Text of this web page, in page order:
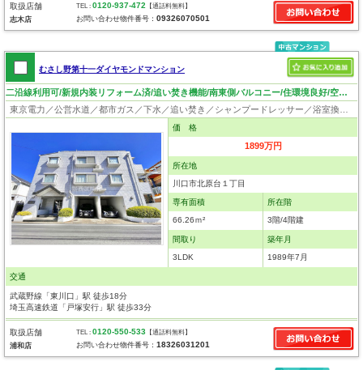
取扱店舗
志木店
TEL :0120-937-472 【通話料無料】
お問い合わせ物件番号：09326070501
むさし野第十一ダイヤモンドマンション
二沿線利用可/新規内装リフォーム済/追い焚き機能/南東側バルコニー/住環境良好/空家なのでいつでも見学可
価 格
1899万円
所在地
川口市北原台１丁目
専有面積
66.26ｍ²
所在階
3階/4階建
間取り
3LDK
築年月
1989年7月
交通
武蔵野線「東川口」駅 徒歩18分
埼玉高速鉄道「戸塚安行」駅 徒歩33分
取扱店舗
浦和店
TEL :0120-550-533 【通話料無料】
お問い合わせ物件番号：18326031201